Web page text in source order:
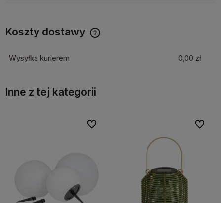
Koszty dostawy
Wysyłka kurierem 0,00 zł
Inne z tej kategorii
Do ulubionych
Do ulubionych Do
Do